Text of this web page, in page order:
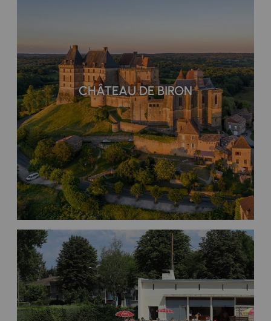
CHÂTEAU DE BIRON